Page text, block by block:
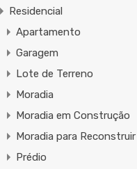
Residencial
Apartamento
Garagem
Lote de Terreno
Moradia
Moradia em Construção
Moradia para Reconstruir
Prédio